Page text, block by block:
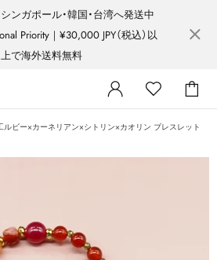
シンガポール・韓国・台湾へ発送中
Priority｜¥30,000 JPY（税込）以
上で海外送料無料
工ルビー×カーネリアン×シトリン×カオリン ブレスレット